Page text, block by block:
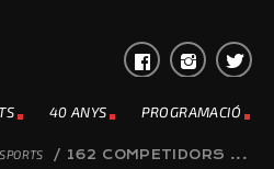
40 ANYS PROGRAMACIÓ
/ 162 COMPETIDORS ...